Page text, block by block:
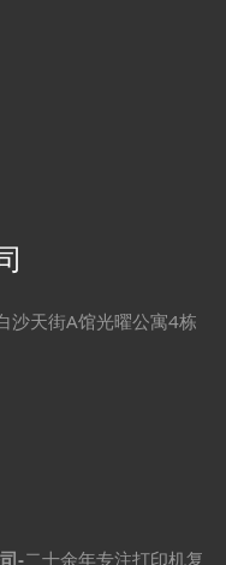
沙天街A馆光曜公寓4栋
-二十余年专注打印机复